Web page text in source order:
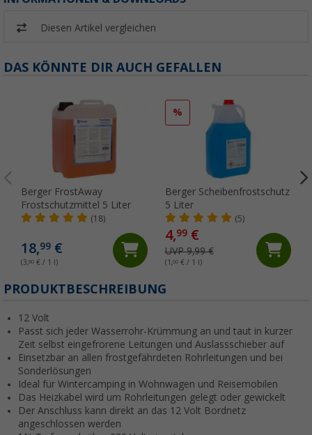
Diesen Artikel vergleichen
DAS KÖNNTE DIR AUCH GEFALLEN
Berger FrostAway
Frostschutzmittel 5 Liter
(18)
18,99 €
(3,80 € / 1 l)
%
Berger Scheibenfrostschutz
5 Liter
(5)
4,99€
UVP 9,99 €
(1,00€ / 1 l)
PRODUKTBESCHREIBUNG
12 Volt
Passt sich jeder Wasserrohr-Krümmung an und taut in kurzer
Zeit selbst eingefrorene Leitungen und Auslassschieber auf
Einsetzbar an allen frostgefährdeten Rohrleitungen und bei
Sonderlösungen
Ideal für Wintercamping in Wohnwagen und Reisemobilen
Das Heizkabel wird um Rohrleitungen gelegt oder gewickelt
Der Anschluss kann direkt an das 12 Volt Bordnetz
angeschlossen werden